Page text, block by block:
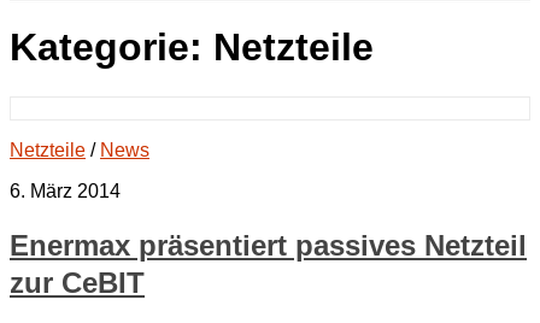
Kategorie: Netzteile
Netzteile / News
6. März 2014
Enermax präsentiert passives Netzteil
zur CeBIT